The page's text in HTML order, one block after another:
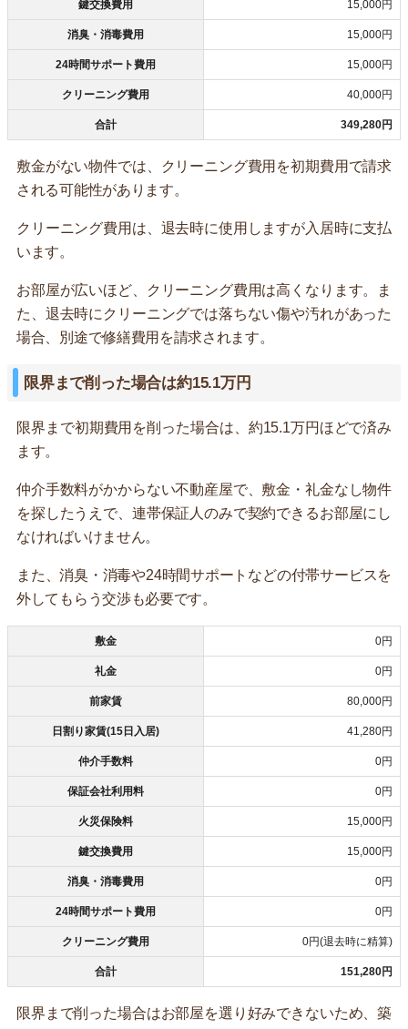
鍵交換費用 15,000円
消臭・消毒費用 15,000円
24時間サポート費用 15,000円
クリーニング費用 40,000円
合計 349,280円
敷金がない物件では、クリーニング費用を初期費用で請求
される可能性があります。
クリーニング費用は、退去時に使用しますが入居時に支払
います。
お部屋が広いほど、クリーニング費用は高くなります。ま
た、退去時にクリーニングでは落ちない傷や汚れがあった
場合、別途で修繕費用を請求されます。
限界まで削った場合は約15.1万円
限界まで初期費用を削った場合は、約15.1万円ほどで済み
ます。
仲介手数料がかからない不動産屋で、敷金・礼金なし物件
を探したうえで、連帯保証人のみで契約できるお部屋にし
なければいけません。
また、消臭・消毒や24時間サポートなどの付帯サービスを
外してもらう交渉も必要です。
敷金 0円
礼金 0円
前家賃 80,000円
日割り家賃(15日入居) 41,280円
仲介手数料 0円
保証会社利用料 0円
火災保険料 15,000円
鍵交換費用 15,000円
消臭・消毒費用 0円
24時間サポート費用 0円
クリーニング費用 0円(退去時に精算)
合計 151,280円
限界まで削った場合はお部屋を選り好みできないため、築